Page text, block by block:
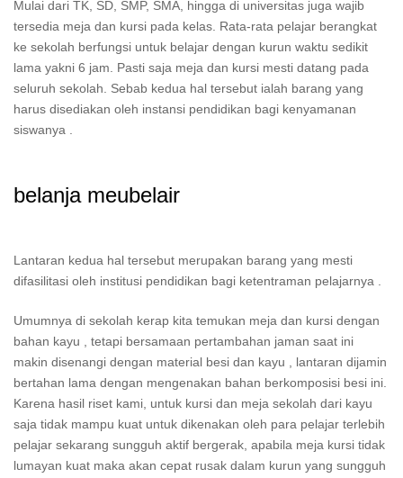
Mulai dari TK, SD, SMP, SMA, hingga di universitas juga wajib
tersedia meja dan kursi pada kelas. Rata-rata pelajar berangkat
ke sekolah berfungsi untuk belajar dengan kurun waktu sedikit
lama yakni 6 jam. Pasti saja meja dan kursi mesti datang pada
seluruh sekolah. Sebab kedua hal tersebut ialah barang yang
harus disediakan oleh instansi pendidikan bagi kenyamanan
siswanya .
belanja meubelair
Lantaran kedua hal tersebut merupakan barang yang mesti
difasilitasi oleh institusi pendidikan bagi ketentraman pelajarnya .
Umumnya di sekolah kerap kita temukan meja dan kursi dengan
bahan kayu , tetapi bersamaan pertambahan jaman saat ini
makin disenangi dengan material besi dan kayu , lantaran dijamin
bertahan lama dengan mengenakan bahan berkomposisi besi ini.
Karena hasil riset kami, untuk kursi dan meja sekolah dari kayu
saja tidak mampu kuat untuk dikenakan oleh para pelajar terlebih
pelajar sekarang sungguh aktif bergerak, apabila meja kursi tidak
lumayan kuat maka akan cepat rusak dalam kurun yang sungguh